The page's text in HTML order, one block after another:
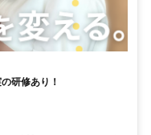
研修あり！